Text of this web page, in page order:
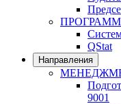
QStat
Направления
9001